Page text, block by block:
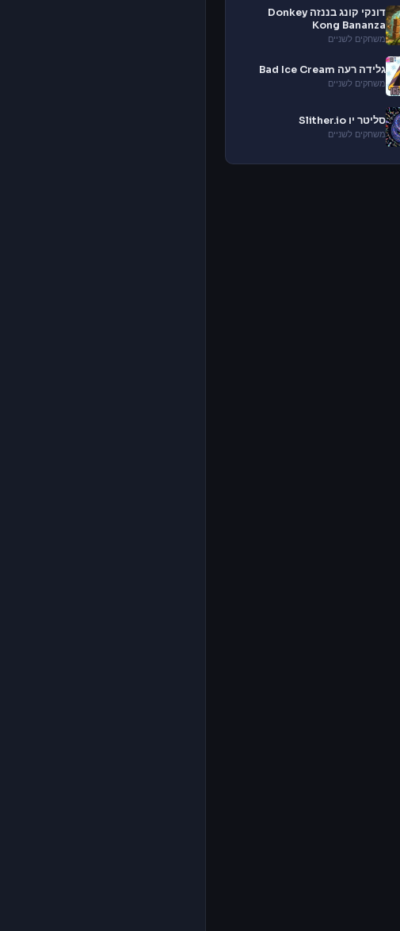
דונקי קונג בננזה Donkey
Kong Bananza
משחקים לשניים
גלידה רעה Bad Ice Cream
משחקים לשניים
סליטר יו Slither.io
משחקים לשניים